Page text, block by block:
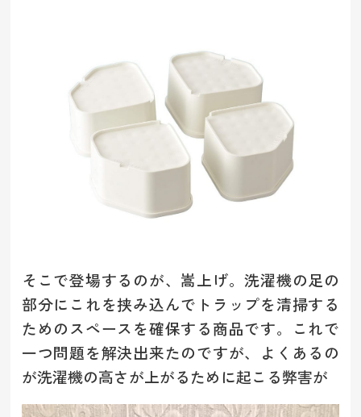
そこで登場するのが、嵩上げ。洗濯機の足の
部分にこれを挟み込んでトラップを清掃する
ためのスペースを確保する商品です。これで
一つ問題を解決出来たのですが、よくあるの
が洗濯機の高さが上がるために起こる弊害が